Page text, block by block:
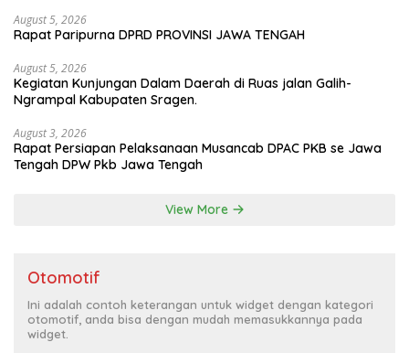
Musa & Princes.
August 5, 2026
Rapat Paripurna DPRD PROVINSI JAWA TENGAH
August 5, 2026
Kegiatan Kunjungan Dalam Daerah di Ruas jalan Galih-
Ngrampal Kabupaten Sragen.
August 3, 2026
Rapat Persiapan Pelaksanaan Musancab DPAC PKB se Jawa
Tengah DPW Pkb Jawa Tengah
View More
Otomotif
Ini adalah contoh keterangan untuk widget dengan kategori
otomotif, anda bisa dengan mudah memasukkannya pada
widget.